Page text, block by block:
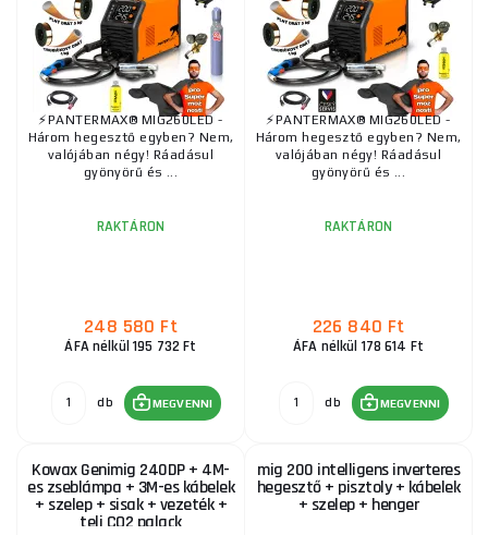
⚡️PANTERMAX® MIG260LED -
Három hegesztő egyben? Nem,
valójában négy! Ráadásul
gyönyörű és ...
RAKTÁRON
248 580 Ft
ÁFA nélkül 195 732 Ft
db MEGVENNI
⚡️PANTERMAX® MIG260LED -
Három hegesztő egyben? Nem,
valójában négy! Ráadásul
gyönyörű és ...
RAKTÁRON
226 840 Ft
ÁFA nélkül 178 614 Ft
db MEGVENNI
Kowax Genimig 240DP + 4M-
es zseblámpa + 3M-es kábelek
+ szelep + sisak + vezeték +
teli CO2 palack
mig 200 intelligens inverteres
hegesztő + pisztoly + kábelek
+ szelep + henger